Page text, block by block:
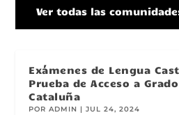
Ver todas las
Exámenes de Lengua
Prueba de Acceso a
Cataluña
PORADMIN |JUL 24, 2024